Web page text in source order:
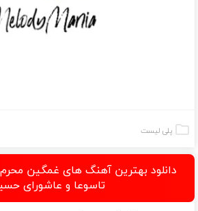
پلی لیست
دانلود بهترین آهنگ های غمگین
تاسوعا و عاشورای